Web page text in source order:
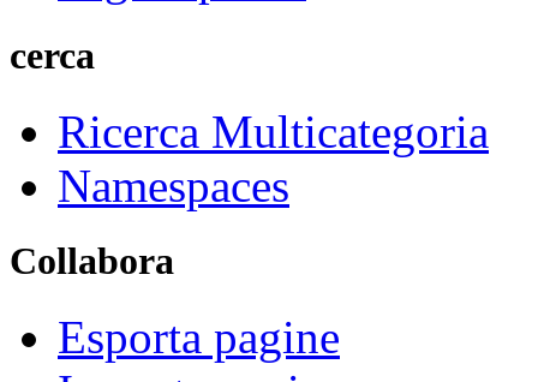
cerca
Ricerca Multicategoria
Namespaces
Collabora
Esporta pagine